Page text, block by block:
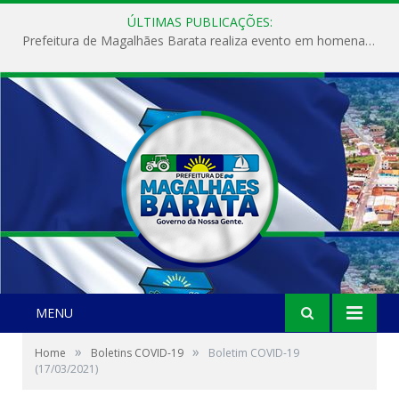
ÚLTIMAS PUBLICAÇÕES:
Prefeitura de Magalhães Barata realiza evento em homenagem ao Dia Internacional da Mulher
MENU
Home » Boletins COVID-19 »
Boletim COVID-19
(17/03/2021)